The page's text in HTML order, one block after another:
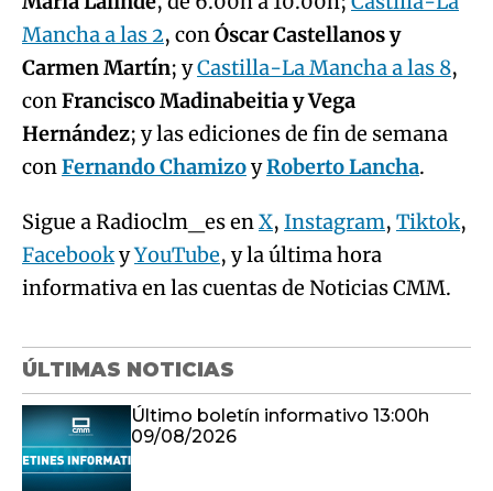
Mancha a las 2, conÓscar Castellanos y
Carmen Martín; yCastilla-La Mancha a las 8,
conFrancisco Madinabeitia y Vega
Hernández; y las ediciones de fin de semana
conFernando ChamizoyRoberto Lancha.
Sigue a Radioclm_es enX, Instagram, Tiktok,
FacebookyYouTube, y la última hora
informativa en las cuentas de Noticias CMM.
ÚLTIMAS NOTICIAS
Último boletín informativo 13:00h
09/08/2026